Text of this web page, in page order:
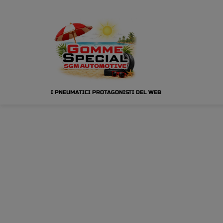
I PNEUMATICI PROTAGONISTI DEL WEB